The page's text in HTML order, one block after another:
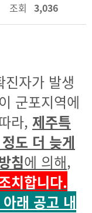
조회 3,036
자가 발생
군포지역에
라, 제주특
도 더 늦게
침에 의해,
치합니다.
래 공고 내